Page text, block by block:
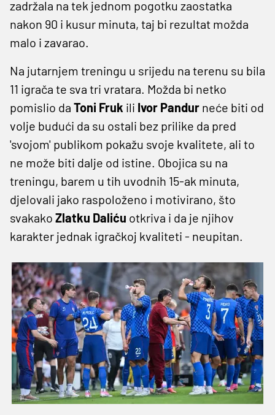
zadržala na tek jednom pogotku zaostatka
nakon 90 i kusur minuta, taj bi rezultat možda
malo i zavarao.
Na jutarnjem treningu u srijedu na terenu su bila
11 igrača te sva tri vratara. Možda bi netko
pomislio da Toni Fruk ili Ivor Pandur neće biti od
volje budući da su ostali bez prilike da pred
'svojom' publikom pokažu svoje kvalitete, ali to
ne može biti dalje od istine. Obojica su na
treningu, barem u tih uvodnih 15-ak minuta,
djelovali jako raspoloženo i motivirano, što
svakako Zlatku Daliću otkriva i da je njihov
karakter jednak igračkoj kvaliteti - neupitan.